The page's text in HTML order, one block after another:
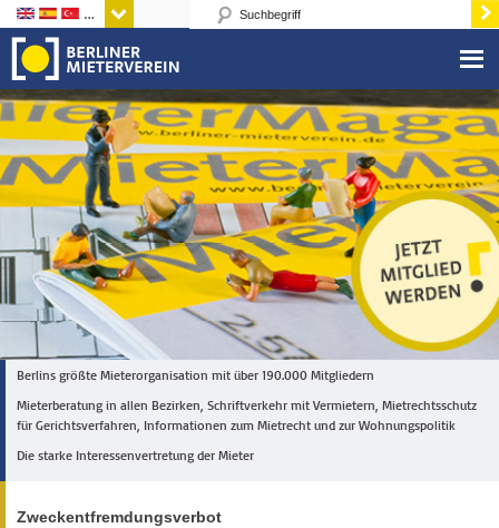
Sprachen
Berlins größte Mieterorganisation mit über 190.000 Mitgliedern
Mieterberatung in allen Bezirken, Schriftverkehr mit Vermietern, Mietrechtsschutz
für Gerichtsverfahren, Informationen zum Mietrecht und zur Wohnungspolitik
Die starke Interessenvertretung der Mieter
Zweckentfremdungsverbot